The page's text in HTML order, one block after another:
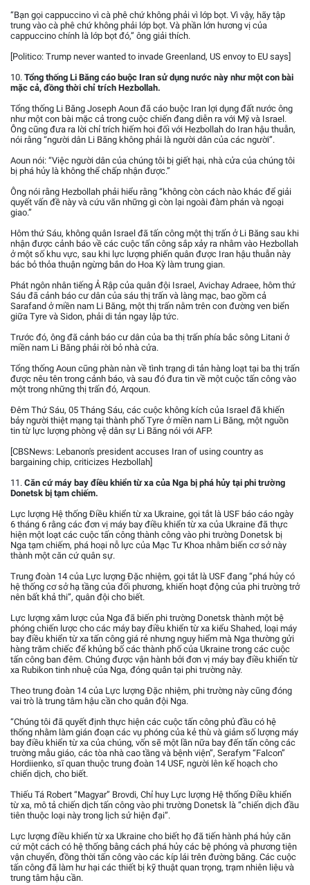
“Bạn gọi cappuccino vì cà phê chứ không phải vì lớp bọt. Vì vậy, hãy tập
trung vào cà phê chứ không phải lớp bọt. Và phần lớn hương vị của
cappuccino chính là lớp bọt đó,” ông giải thích.
[Politico: Trump never wanted to invade Greenland, US envoy to EU says]
10. Tổng thống Li Băng cáo buộc Iran sử dụng nước này như một con bài
mặc cả, đồng thời chỉ trích Hezbollah.
Tổng thống Li Băng Joseph Aoun đã cáo buộc Iran lợi dụng đất nước ông
như một con bài mặc cả trong cuộc chiến đang diễn ra với Mỹ và Israel.
Ông cũng đưa ra lời chỉ trích hiếm hoi đối với Hezbollah do Iran hậu thuẫn,
nói rằng “người dân Li Băng không phải là người dân của các người”.
Aoun nói: “Việc người dân của chúng tôi bị giết hại, nhà cửa của chúng tôi
bị phá hủy là không thể chấp nhận được.”
Ông nói rằng Hezbollah phải hiểu rằng “không còn cách nào khác để giải
quyết vấn đề này và cứu vãn những gì còn lại ngoài đàm phán và ngoại
giao.”
Hôm thứ Sáu, không quân Israel đã tấn công một thị trấn ở Li Băng sau khi
nhận được cảnh báo về các cuộc tấn công sắp xảy ra nhằm vào Hezbollah
ở một số khu vực, sau khi lực lượng phiến quân được Iran hậu thuẫn này
bác bỏ thỏa thuận ngừng bắn do Hoa Kỳ làm trung gian.
Phát ngôn nhân tiếng Ả Rập của quân đội Israel, Avichay Adraee, hôm thứ
Sáu đã cảnh báo cư dân của sáu thị trấn và làng mạc, bao gồm cả
Sarafand ở miền nam Li Băng, một thị trấn nằm trên con đường ven biển
giữa Tyre và Sidon, phải di tản ngay lập tức.
Trước đó, ông đã cảnh báo cư dân của ba thị trấn phía bắc sông Litani ở
miền nam Li Băng phải rời bỏ nhà cửa.
Tổng thống Aoun cũng phàn nàn về tình trạng di tản hàng loạt tại ba thị trấn
được nêu tên trong cảnh báo, và sau đó đưa tin về một cuộc tấn công vào
một trong những thị trấn đó, Arqoun.
Đêm Thứ Sáu, 05 Tháng Sáu, các cuộc không kích của Israel đã khiến
bảy người thiệt mạng tại thành phố Tyre ở miền nam Li Băng, một nguồn
tin từ lực lượng phòng vệ dân sự Li Băng nói với AFP.
[CBSNews: Lebanon's president accuses Iran of using country as
bargaining chip, criticizes Hezbollah]
11. Căn cứ máy bay điều khiển từ xa của Nga bị phá hủy tại phi trường
Donetsk bị tạm chiếm.
Lực lượng Hệ thống Điều khiển từ xa Ukraine, gọi tắt là USF báo cáo ngày
6 tháng 6 rằng các đơn vị máy bay điều khiển từ xa của Ukraine đã thực
hiện một loạt các cuộc tấn công thành công vào phi trường Donetsk bị
Nga tạm chiếm, phá hoại nỗ lực của Mạc Tư Khoa nhằm biến cơ sở này
thành một căn cứ quân sự.
Trung đoàn 14 của Lực lượng Đặc nhiệm, gọi tắt là USF đang “phá hủy có
hệ thống cơ sở hạ tầng của đối phương, khiến hoạt động của phi trường trở
nên bất khả thi”, quân đội cho biết.
Lực lượng xâm lược của Nga đã biến phi trường Donetsk thành một bệ
phóng chiến lược cho các máy bay điều khiển từ xa kiểu Shahed, loại máy
bay điều khiển từ xa tấn công giá rẻ nhưng nguy hiểm mà Nga thường gửi
hàng trăm chiếc để khủng bố các thành phố của Ukraine trong các cuộc
tấn công ban đêm. Chúng được vận hành bởi đơn vị máy bay điều khiển từ
xa Rubikon tinh nhuệ của Nga, đóng quân tại phi trường này.
Theo trung đoàn 14 của Lực lượng Đặc nhiệm, phi trường này cũng đóng
vai trò là trung tâm hậu cần cho quân đội Nga.
“Chúng tôi đã quyết định thực hiện các cuộc tấn công phủ đầu có hệ
thống nhằm làm gián đoạn các vụ phóng của kẻ thù và giảm số lượng máy
bay điều khiển từ xa của chúng, vốn sẽ một lần nữa bay đến tấn công các
trường mẫu giáo, các tòa nhà cao tầng và bệnh viện”, Serafym “Falcon”
Hordiienko, sĩ quan thuộc trung đoàn 14 USF, người lên kế hoạch cho
chiến dịch, cho biết.
Thiếu Tá Robert “Magyar” Brovdi, Chỉ huy Lực lượng Hệ thống Điều khiển
từ xa, mô tả chiến dịch tấn công vào phi trường Donetsk là “chiến dịch đầu
tiên thuộc loại này trong lịch sử hiện đại”.
Lực lượng điều khiển từ xa Ukraine cho biết họ đã tiến hành phá hủy căn
cứ một cách có hệ thống bằng cách phá hủy các bệ phóng và phương tiện
vận chuyển, đồng thời tấn công vào các kíp lái trên đường băng. Các cuộc
tấn công đã làm hư hại các thiết bị kỹ thuật quan trọng, trạm nhiên liệu và
trung tâm hậu cần.